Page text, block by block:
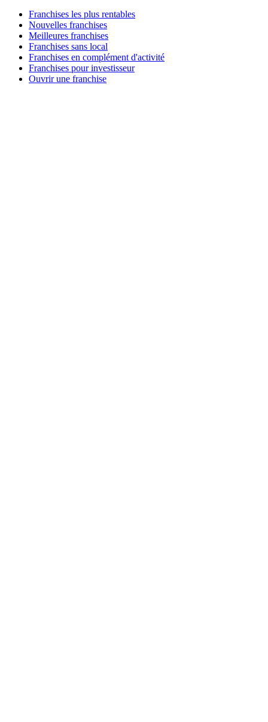
Franchises les plus rentables
Nouvelles franchises
Meilleures franchises
Franchises sans local
Franchises en complément d'activité
Franchises pour investisseur
Ouvrir une franchise